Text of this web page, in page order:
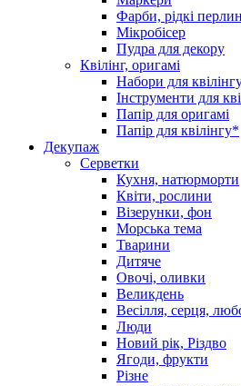
Фарби, рідкі
Мікробісер
Пудра для декору
Квілінг, оригамі
Набори для
Інструменти для
Папір для оригамі
Папір для квілінгу*
Декупаж
Серветки
Кухня, натюрморти
Квіти, рослини
Візерунки, фон
Морська тема
Тварини
Дитяче
Овочі, оливки
Великдень
Весілля, серця,
Люди
Новий рік, Різдво
Ягоди, фрукти
Різне